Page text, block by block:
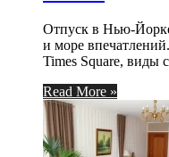
Отпуск в Нью-
и море
Times Square, виды
Read More »